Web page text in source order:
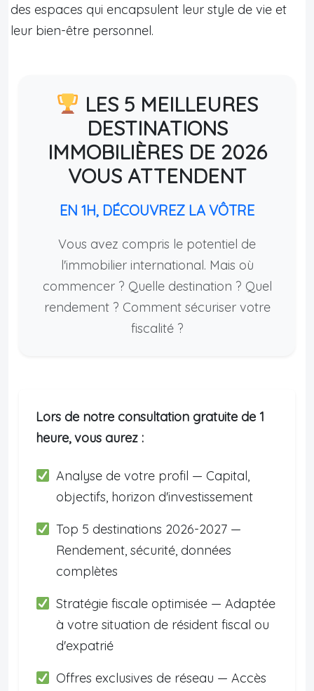
des espaces qui encapsulent leur style de vie et
leur bien-être personnel.
LES 5 MEILLEURES
DESTINATIONS
IMMOBILIÈRES DE 2026
VOUS ATTENDENT
EN 1H, DÉCOUVREZ LA VÔTRE
Vous avez compris le potentiel de
l'immobilier international. Mais où
commencer ? Quelle destination ? Quel
rendement ? Comment sécuriser votre
fiscalité ?
Lors de notre consultation gratuite de 1
heure, vous aurez :
Analyse de votre profil — Capital,
objectifs, horizon d'investissement
Top 5 destinations 2026-2027 —
Rendement, sécurité, données
complètes
Stratégie fiscale optimisée — Adaptée
à votre situation de résident fiscal ou
d'expatrié
Offres exclusives de réseau — Accès